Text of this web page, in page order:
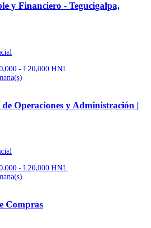
y Financiero - Tegucigalpa,
- L20,000 HNL
Operaciones y Administración |
- L20,000 HNL
Compras